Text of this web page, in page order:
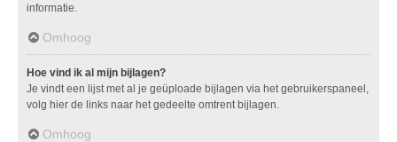
informatie.
Omhoog
Hoe vind ik al mijn bijlagen?
Je vindt een lijst met al je geüploade bijlagen via het gebruikerspaneel,
volg hier de links naar het gedeelte omtrent bijlagen.
Omhoog